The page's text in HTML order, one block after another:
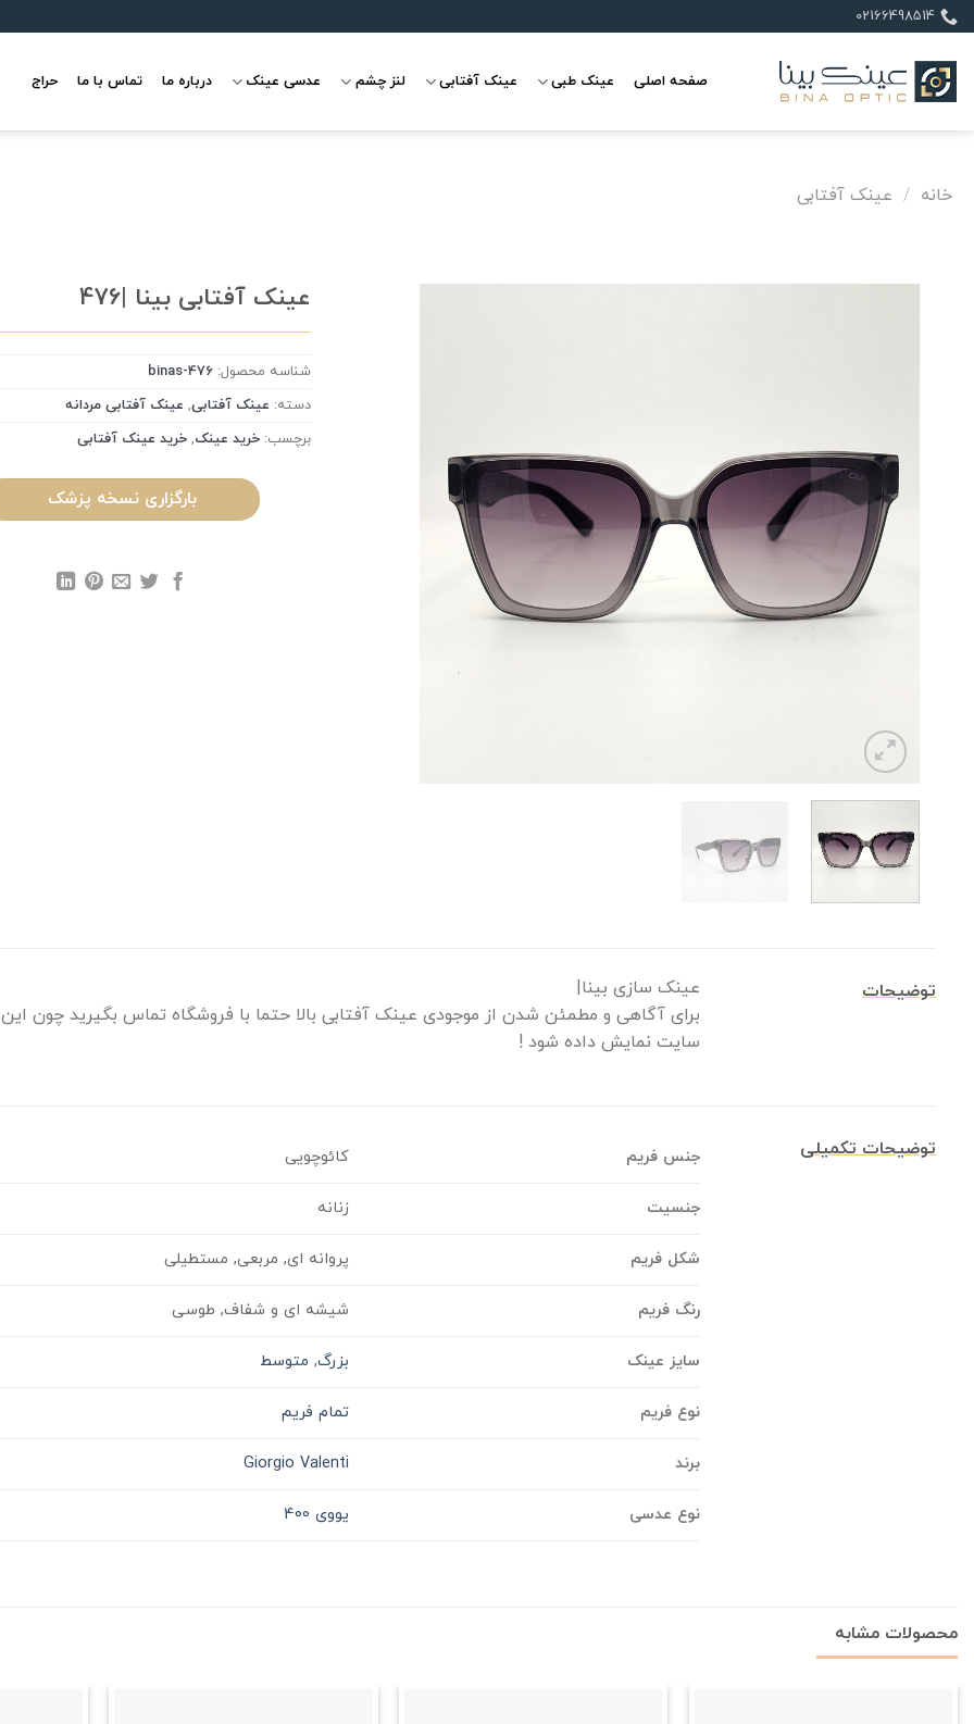
Skip
to
content
02166498514
صفحه اصلی عینک طبی عینک آفتابی لنز چشم عدسی عینک درباره ما تماس با ما حراج
خانه / عینک آفتابی
عینک آفتابی بینا |476
شناسه محصول: binas-476
دسته: عینک آفتابی, عینک آفتابی مردانه
برچسب: خرید عینک, خرید عینک آفتابی
بارگزاری نسخه پزشک
توضیحات
عینک سازی بینا|
برای آگاهی و مطمئن شدن از موجودی عینک آفتابی بالا حتما با فروشگاه تماس بگیرید چون
سایت نمایش داده شود !
توضیحات تکمیلی جنس فریم کائوچویی
جنسیت زنانه
شکل فریم پروانه ای, مربعی, مستطیلی
رنگ فریم شیشه ای و شفاف, طوسی
سایز عینک بزرگ, متوسط
نوع فریم تمام فریم
برند Giorgio Valenti
نوع عدسی یووی 400
محصولات مشابه